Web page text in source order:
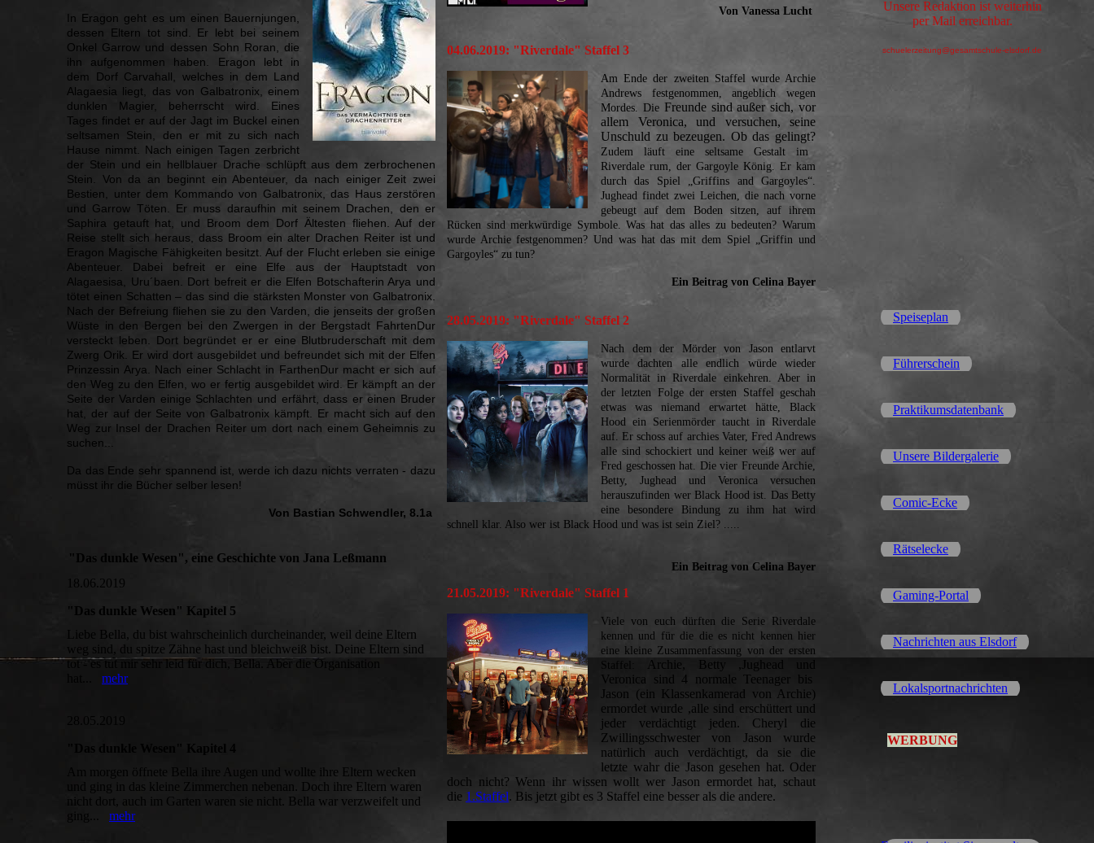
In Eragon geht es um einen Bauernjungen,
dessen Eltern tot sind. Er lebt bei seinem
Onkel Garrow und dessen Sohn Roran, die
ihn aufgenommen haben. Eragon lebt in
dem Dorf Carvahall, welches in dem Land
Alagaesia liegt, das von Galbatronix, einem
dunklen Magier, beherrscht wird. Eines
Tages findet er auf der Jagt im Buckel einen
seltsamen Stein, den er mit zu sich nach
Hause nimmt. Nach einigen Tagen zerbricht
der Stein und ein hellblauer Drache schlüpft aus dem zerbrochenen
Stein. Von da an beginnt ein Abenteuer, da nach einiger Zeit zwei
Bestien, unter dem Kommando von Galbatronix, das Haus zerstören
und Garrow Töten. Er muss daraufhin mit seinem Drachen, den er
Saphira getauft hat, und Broom dem Dorf Ältesten fliehen. Auf der
Reise stellt sich heraus, dass Broom ein alter Drachen Reiter ist und
Eragon Magische Fähigkeiten besitzt. Auf der Flucht erleben sie einige
Abenteuer. Dabei befreit er eine Elfe aus der Hauptstadt von
Alagaesisa, Uru´baen. Dort befreit er die Elfen Botschafterin Arya und
tötet einen Schatten – das sind die stärksten Monster von Galbatronix.
Nach der Befreiung fliehen sie zu den Varden, die jenseits der großen
Wüste in den Bergen bei den Zwergen in der Bergstadt FahrtenDur
versteckt leben. Dort begründet er er eine Blutbruderschaft mit dem
Zwerg Orik. Er wird dort ausgebildet und befreundet sich mit der Elfen
Prinzessin Arya. Nach einer Schlacht in FarthenDur macht er sich auf
den Weg zu den Elfen, wo er fertig ausgebildet wird. Er kämpft an der
Seite der Varden einige Schlachten und erfährt, dass er einen Bruder
hat, der auf der Seite von Galbatronix kämpft. Er macht sich auf den
Weg zur Insel der Drachen Reiter um dort nach einem Geheimnis zu
suchen...
Da das Ende sehr spannend ist, werde ich dazu nichts verraten - dazu
müsst ihr die Bücher selber lesen!
Von Bastian Schwendler, 8.1a
"Das dunkle Wesen", eine Geschichte von Jana Leßmann
18.06.2019
"Das dunkle Wesen" Kapitel 5
Liebe Bella, du bist wahrscheinlich durcheinander, weil deine Eltern
weg sind, du spitze Zähne hast und bleichweiß bist. Deine Eltern sind
tot - es tut mir sehr leid für dich, Bella. Aber die Organisation
mehr
Am morgen öffnete Bella ihre Augen und wollte ihre Eltern wecken
und ging in das kleine Zimmerchen nebenan. Doch ihre Eltern waren
nicht dort, auch im Garten waren sie nicht. Bella war verzweifelt und
mehr
Von Vanessa Lucht
04.06.2019: "Riverdale" Staffel 3
Am Ende der zweiten Staffel wurde Archie
Andrews festgenommen, angeblich wegen
Mordes. DieFreunde sind außer sich, vor
allem Veronica, und versuchen, seine
Unschuld zu bezeugen. Ob das gelingt?
Zudem läuft eine seltsame Gestalt im
Riverdale rum, der Gargoyle König. Er kam
durch das Spiel „Griffins and Gargoyles“.
Jughead findet zwei Leichen, die nach vorne
gebeugt auf dem Boden sitzen, auf ihrem
Rücken sind merkwürdige Symbole. Was hat das alles zu bedeuten? Warum
wurde Archie festgenommen? Und was hat das mit dem Spiel „Griffin und
Gargoyles“ zu tun?
Ein Beitrag von Celina Bayer
28.05.2019: "Riverdale" Staffel 2
Nach dem der Mörder von Jason entlarvt
wurde dachten alle endlich würde wieder
Normalität in Riverdale einkehren. Aber in
der letzten Folge der ersten Staffel geschah
etwas was niemand erwartet hätte, Black
Hood ein Serienmörder taucht in Riverdale
auf. Er schoss auf archies Vater, Fred Andrews
alle sind schockiert und keiner weiß wer auf
Fred geschossen hat. Die vier Freunde Archie,
Betty, Jughead und Veronica versuchen
herauszufinden wer Black Hood ist. Das Betty
eine besondere Bindung zu ihm hat wird
schnell klar. Also wer ist Black Hood und was ist sein Ziel? .....
Ein Beitrag von Celina Bayer
21.05.2019: "Riverdale" Staffel 1
Viele von euch dürften die Serie Riverdale
kennen und für die die es nicht kennen hier
eine kleine Zusammenfassung von der ersten
Archie, Betty ,Jughead und
Veronica sind 4 normale Teenager bis
Jason (ein Klassenkamerad von Archie)
ermordet wurde ,alle sind erschüttert und
jeder verdächtigt jeden. Cheryl die
Zwillingsschwester von Jason wurde
natürlich auch verdächtigt, da sie die
letzte wahr die Jason gesehen hat. Oder
doch nicht? Wenn ihr wissen wollt wer Jason ermordet hat, schaut
die 1.Staffel. Bis jetzt gibt es 3 Staffel eine besser als die andere.
Unsere Redaktion ist weiterhin
per Mail erreichbar.
schuelerzeitung@gesamtschule-elsdorf.de
Speiseplan
Führerschein
Praktikumsdatenbank
Unsere Bildergalerie
Comic-Ecke
Rätselecke
Gaming-Portal
Nachrichten aus Elsdorf
Lokalsportnachrichten
WERBUNG